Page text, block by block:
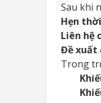
Sau khi
Hẹn
Liên hệ
Đề xuất
Trong